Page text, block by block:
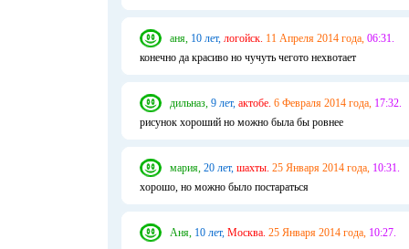
аня, 10 лет, логойск. 11 Апреля 2014 года, 06:31.
конечно да красиво но чучуть чегото нехвотает
дильназ, 9 лет, актобе. 6 Февраля 2014 года, 17:32.
рисунок хороший но можно была бы ровнее
мария, 20 лет, шахты. 25 Января 2014 года, 10:31.
хорошо, но можно было постараться
Аня, 10 лет, Москва. 25 Января 2014 года, 10:27.